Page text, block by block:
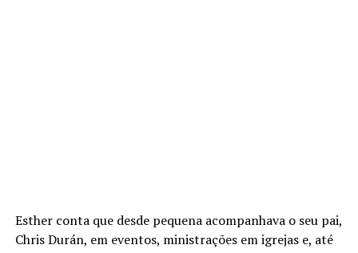
Esther conta que desde pequena acompanhava o seu pai,
Chris Durán, em eventos, ministrações em igrejas e, até